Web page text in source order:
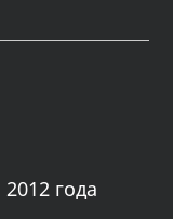
года